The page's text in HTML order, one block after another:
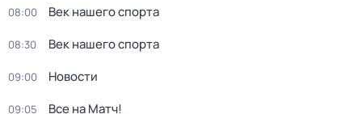
08:00 Век нашего спорта
08:30 Век нашего спорта
09:00 Новости
09:05 Все на Матч!